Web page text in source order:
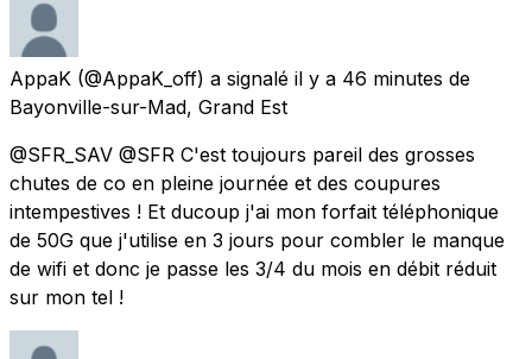
AppaK (@AppaK_off) a signalé il y a 46 minutes de
Bayonville-sur-Mad, Grand Est
@SFR_SAV @SFR C'est toujours pareil des grosses
chutes de co en pleine journée et des coupures
intempestives ! Et ducoup j'ai mon forfait téléphonique
de 50G que j'utilise en 3 jours pour combler le manque
de wifi et donc je passe les 3/4 du mois en débit réduit
sur mon tel !